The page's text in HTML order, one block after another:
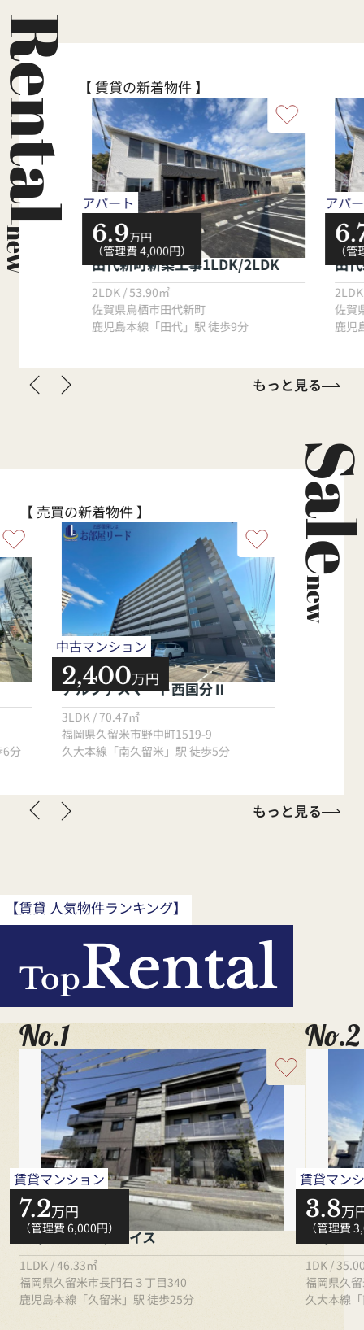
頂き
new
【 賃貸の新着物件 】
アパート
6.9万円
（管理費 4,000円）
田代新町新築工事1LDK/2LDK
2LDK / 53.90㎡
佐賀県鳥栖市田代新町
鹿児島本線「田代」駅 徒歩9分
アパ
（
田
佐賀
鹿児
もっと見る
new
【 売買の新着物件 】
中古マンション
2,400万円
アルファスマート西国分Ⅱ
3LDK / 70.47㎡
福岡県久留米市野中町1519-9
久大本線「南久留米」駅 徒歩5分
6分
もっと見る
【賃貸 人気物件ランキング】
TopRental
No.1
賃貸マンション
7.2万円
（管理費 6,000円）
シャーメゾングレイス
1LDK / 46.33㎡
福岡県久留米市長門石３丁目340
鹿児島本線「久留米」駅 徒歩25分
No.2
賃貸マン
3.8万
（管理費
ウィン
1DK /
福岡県久
久大本線